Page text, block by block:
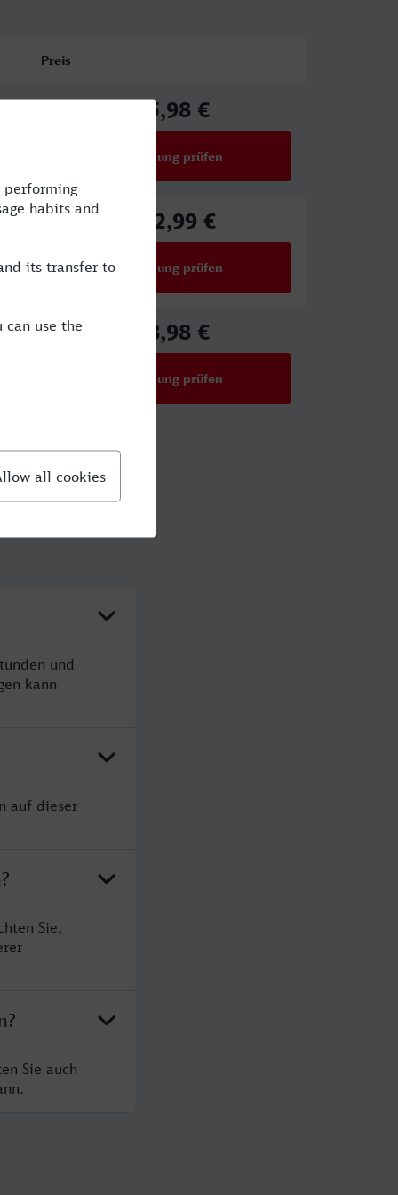
Preis
75,98 €
Verbindung prüfen
102,99 €
Verbindung prüfen
68,98 €
Verbindung prüfen
und
kann
auf dieser
Sie,
Sie auch